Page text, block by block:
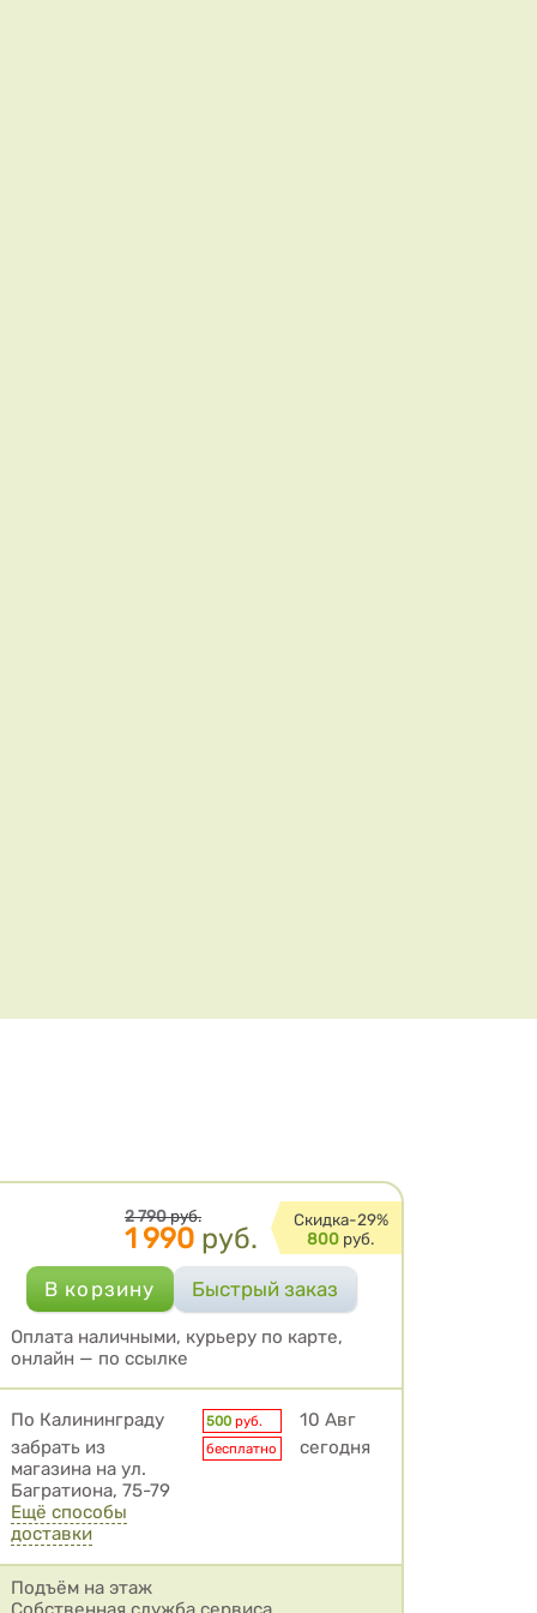
Цена
2 790руб.
1 990 руб.
Cкидка-29%
800 руб.
Оплата наличными, курьеру по карте,
онлайн — по ссылке
Условия доставки
По Калининграду 500 руб.
10 Авг
забрать из
магазина на ул.
Багратиона, 75-79
бесплатно сегодня
Ещё способы
доставки
Подъём на этаж